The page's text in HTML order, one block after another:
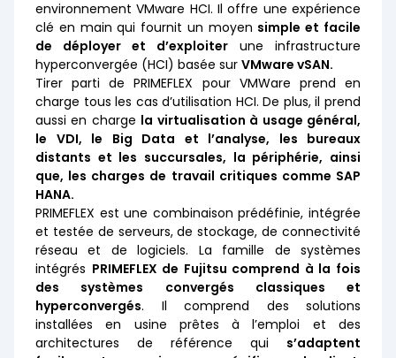
environnement VMware HCI. Il offre une expérience
clé en main qui fournit un moyen simple et facile
de déployer et d’exploiter une infrastructure
hyperconvergée (HCI) basée sur VMware vSAN.
Tirer parti de PRIMEFLEX pour VMWare prend en
charge tous les cas d’utilisation HCI. De plus, il prend
aussi en charge la virtualisation à usage général,
le VDI, le Big Data et l’analyse, les bureaux
distants et les succursales, la périphérie, ainsi
que, les charges de travail critiques comme SAP
HANA.
PRIMEFLEX est une combinaison prédéfinie, intégrée
et testée de serveurs, de stockage, de connectivité
réseau et de logiciels. La famille de systèmes
intégrés PRIMEFLEX de Fujitsu comprend à la fois
des systèmes convergés classiques et
hyperconvergés. Il comprend des solutions
installées en usine prêtes à l’emploi et des
architectures de référence qui s’adaptent